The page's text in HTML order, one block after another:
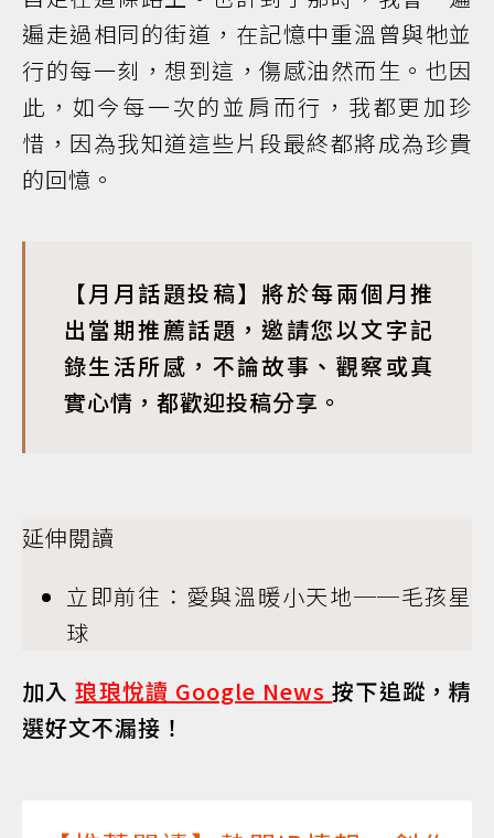
遍走過相同的街道，在記憶中重溫曾與牠並
行的每一刻，想到這，傷感油然而生。也因
此，如今每一次的並肩而行，我都更加珍
惜，因為我知道這些片段最終都將成為珍貴
的回憶。
【月月話題投稿】將於每兩個月推
出當期推薦話題，邀請您以文字記
錄生活所感，不論故事、觀察或真
實心情，都歡迎投稿分享。
延伸閱讀
立即前往：愛與溫暖小天地──毛孩星
球
加入琅琅悅讀 Google News按下追蹤，精
選好文不漏接！